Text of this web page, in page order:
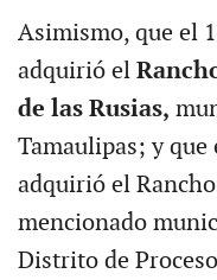
Asimismo, que el
adquirió el
de las Rusias,
Tamaulipas; y que
adquirió el
mencionado
Distrito de